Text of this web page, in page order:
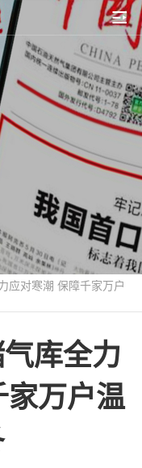
应对寒潮 保障千家万户
库全力
家万户温